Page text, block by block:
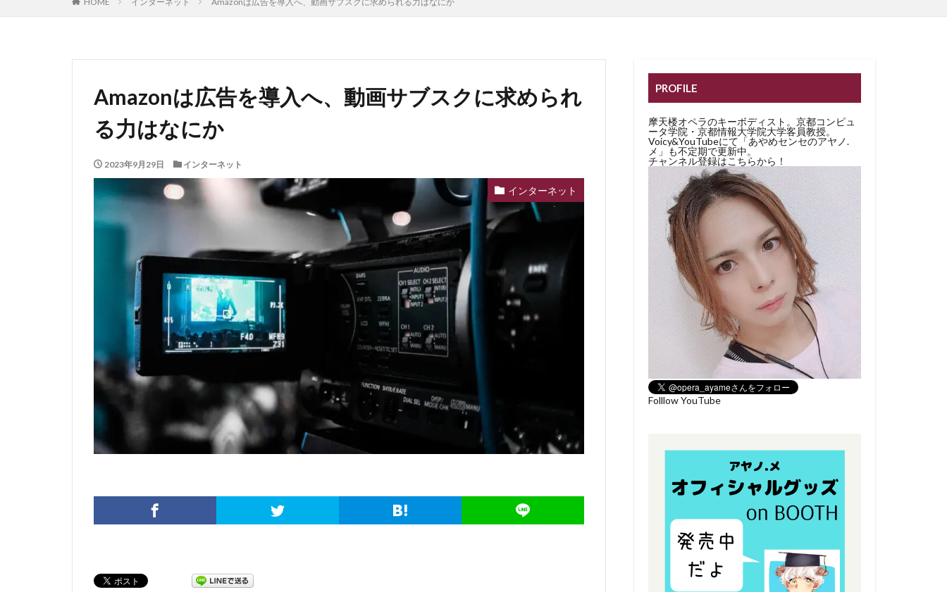
Amazonは広告を導入へ、動画サブスクに求められ
る力はなにか
2023年9月29日 インターネット
インターネット
PROFILE
摩天楼オペラのキーボディスト。京都コンピュ
ータ学院・京都情報大学院大学客員教授。
Voicy&YouTubeにて「あやめセンセのアヤノ.
メ」も不定期で更新中。
チャンネル登録はこちらから！
Folllow YouTube